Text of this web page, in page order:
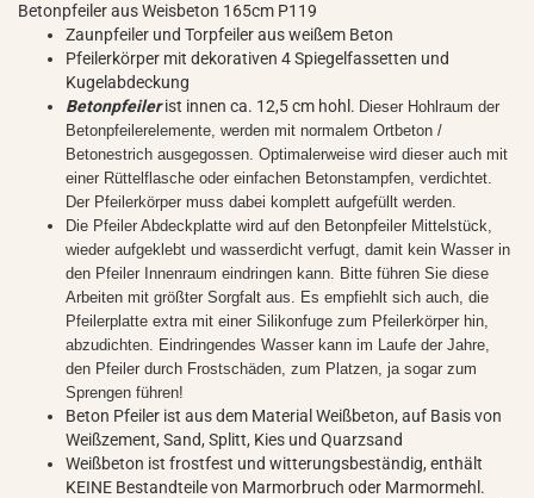
Betonpfeiler aus Weisbeton 165cm P119
Zaunpfeiler und Torpfeiler aus weißem Beton
Pfeilerkörper mit dekorativen 4 Spiegelfassetten und
Kugelabdeckung
Betonpfeilerist innen ca. 12,5 cm hohl. Dieser Hohlraum der
Betonpfeilerelemente, werden mit normalem Ortbeton /
Betonestrich ausgegossen. Optimalerweise wird dieser auch mit
einer Rüttelflasche oder einfachen Betonstampfen, verdichtet.
Der Pfeilerkörper muss dabei komplett aufgefüllt werden.
Die Pfeiler Abdeckplatte wird auf den Betonpfeiler Mittelstück,
wieder aufgeklebt und wasserdicht verfugt, damit kein Wasser in
den Pfeiler Innenraum eindringen kann. Bitte führen Sie diese
Arbeiten mit größter Sorgfalt aus. Es empfiehlt sich auch, die
Pfeilerplatte extra mit einer Silikonfuge zum Pfeilerkörper hin,
abzudichten. Eindringendes Wasser kann im Laufe der Jahre,
den Pfeiler durch Frostschäden, zum Platzen, ja sogar zum
Sprengen führen!
Beton Pfeiler ist aus dem Material Weißbeton, auf Basis von
Weißzement, Sand, Splitt, Kies und Quarzsand
Weißbeton ist frostfest und witterungsbeständig, enthält
KEINE Bestandteile von Marmorbruch oder Marmormehl.